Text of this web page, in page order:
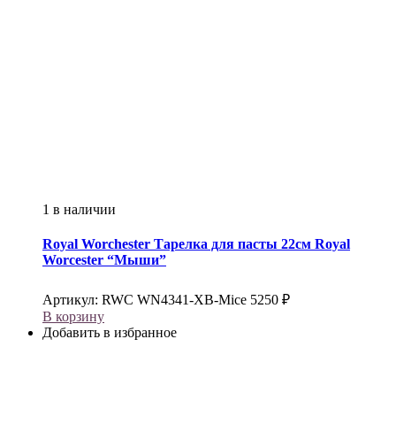
1 в наличии
Royal Worchester Тарелка для пасты 22см Royal
Worcester “Мыши”
Артикул: RWC WN4341-XB-Mice 5250 ₽
В корзину
Добавить в избранное